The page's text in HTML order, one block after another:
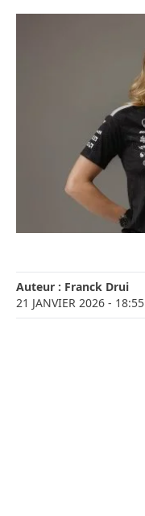
Auteur : Franck Drui
21 JANVIER 2026 - 18:55